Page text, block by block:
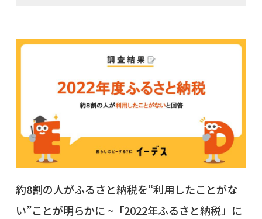
約8割の人がふるさと納税を“利用したことがな
い”ことが明らかに ~「2022年ふるさと納税」に